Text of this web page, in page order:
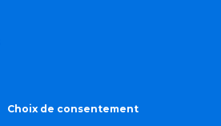
Choix de consentement